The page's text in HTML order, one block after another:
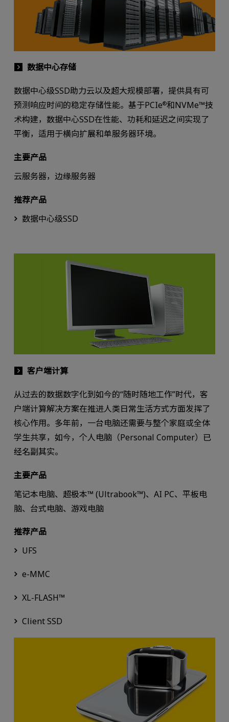
数据中心存储
数据中心级SSD助力云以及超大规模部署，提供具有可
预测响应时间的稳定存储性能。基于PCIe®和NVMe™技
术构建，数据中心SSD在性能、功耗和延迟之间实现了
平衡，适用于横向扩展和单服务器环境。
主要产品
云服务器，边缘服务器
推荐产品
数据中心级SSD
客户端计算
从过去的数据数字化到如今的“随时随地工作”时代，客
户端计算解决方案在推进人类日常生活方式方面发挥了
核心作用。多年前，一台电脑还需要与整个家庭或全体
学生共享，如今，个人电脑（Personal Computer）已
经名副其实。
主要产品
笔记本电脑、超极本™ (Ultrabook™)、AI PC、平板电
脑、台式电脑、游戏电脑
推荐产品
UFS
e-MMC
XL-FLASH™
Client SSD